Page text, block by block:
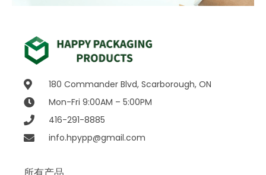
180 Commander Blvd, Scarborough, ON
Mon-Fri 9:00AM – 5:00PM
416-291-8885
info.hpypp@gmail.com